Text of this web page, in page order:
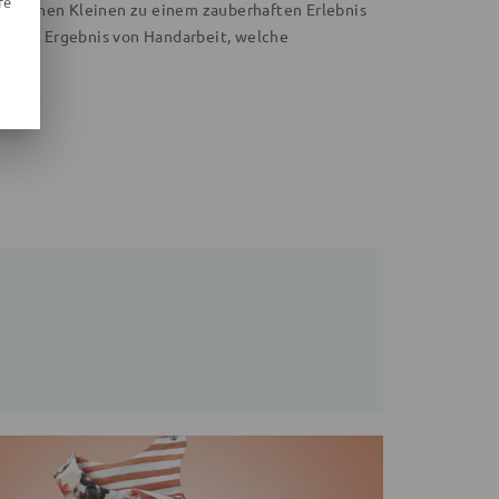
deinen Kleinen zu einem zauberhaften Erlebnis
Ergebnis von Handarbeit, welche